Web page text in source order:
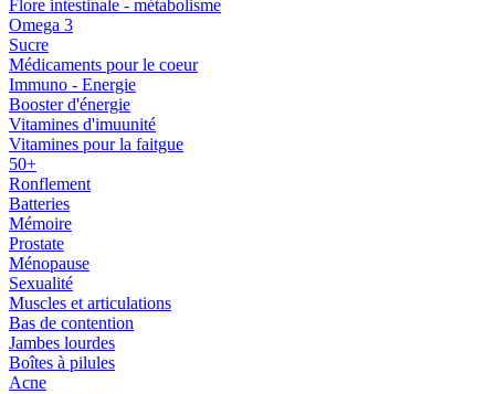
Flore intestinale - métabolisme
Omega 3
Sucre
Médicaments pour le coeur
Immuno - Energie
Booster d'énergie
Vitamines d'imuunité
Vitamines pour la faitgue
50+
Ronflement
Batteries
Mémoire
Prostate
Ménopause
Sexualité
Muscles et articulations
Bas de contention
Jambes lourdes
Boîtes à pilules
Acne